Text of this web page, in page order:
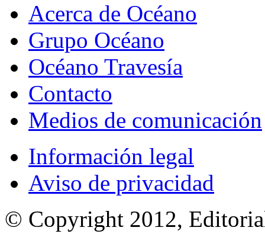
Acerca de Océano
Grupo Océano
Océano Travesía
Contacto
Medios de comunicación
Información legal
Aviso de privacidad
© Copyright 2012,